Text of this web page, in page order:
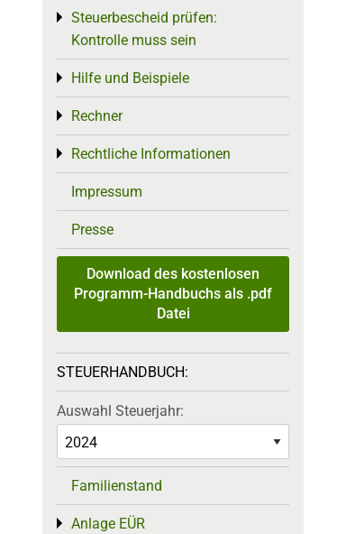
Steuerbescheid prüfen:
Kontrolle muss sein
Toggle menu
Hilfe und Beispiele
Toggle menu
Rechner
Toggle menu
Rechtliche Informationen
Toggle menu
Impressum
Presse
Download des kostenlosen
Programm-Handbuchs als .pdf
Datei
STEUERHANDBUCH:
Auswahl Steuerjahr:
Familienstand
Anlage EÜR
Toggle menu